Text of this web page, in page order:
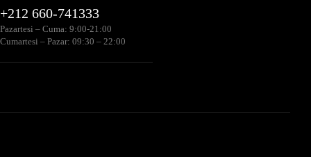
+212 660-741333
Pazartesi – Cuma: 9:00-21:00
Cumartesi – Pazar: 09:30 – 22:00